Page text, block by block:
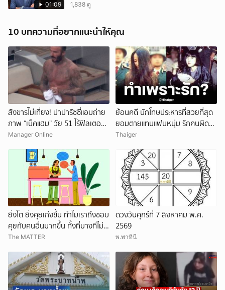
01:09 1,838 ดู
10 บทความที่อยากแนะนำให้คุณ
สังขารไม่เที่ยง! ปาปารัซซี่แอบถ่าย
ภาพ “เบ็คแฮม” วัย 51 ไร้ฟิลเตอร์
เผยให้เห็นผมบาง-ศีรษะล้าน
Manager Online
ย้อนคดี นักโทษประหารที่สวยที่สุด
ยอมตายแทนแฟนหนุ่ม รักคนผิด
ชีวิตดิ่งเหว
Thaiger
ยิ่งโต ยิ่งคุยเก่งขึ้น ทำไมเราถึงชอบ
คุยกับคนอื่นมากขึ้น ทั้งที่บางทีไม่รู้
จักกันด้วยซ้ำ
The MATTER
ดวงวันศุกร์ที่ 7 สิงหาคม พ.ศ.
2569
พ.พาทินี